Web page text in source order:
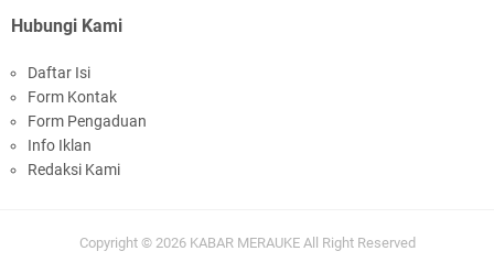
Hubungi Kami
Daftar Isi
Form Kontak
Form Pengaduan
Info Iklan
Redaksi Kami
Copyright © 2026 KABAR MERAUKEAll Right Reserved